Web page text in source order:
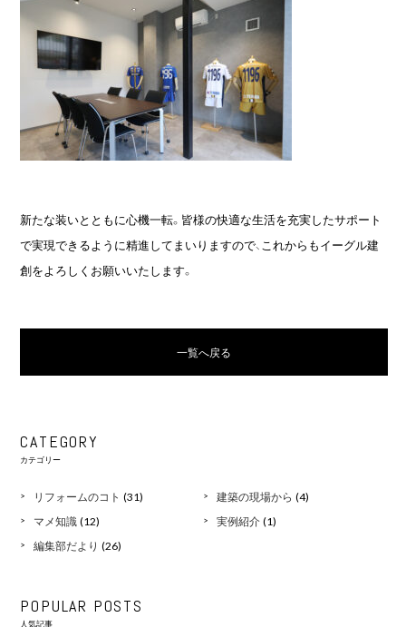
新たな装いとともに心機一転。皆様の快適な生活を充実したサポート
で実現できるように精進してまいりますので、これからもイーグル建
創をよろしくお願いいたします。
一覧へ戻る
CATEGORY
カテゴリー
リフォームのコト (31) 建築の現場から (4)
マメ知識(12) 実例紹介(1)
編集部だより (26)
POPULAR POSTS
人気記事